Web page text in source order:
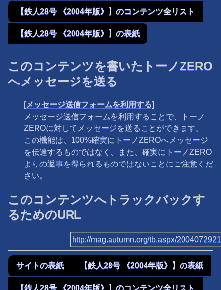
【鉄人28号 《2004年版》】のコンテンツ全リスト
【鉄人28号 《2004年版》】の表紙
このコンテンツを書いたトーノZERO
へメッセージを送る
[メッセージ送信フォームを利用する]
メッセージ送信フォームを利用することで、トーノ
ZEROに対してメッセージを送ることができます。
この機能は、100%確実にトーノZEROへメッセージ
を伝達するものではなく、また、確実にトーノZERO
よりの返事を得られるものではないことにご注意くだ
さい。
このコンテンツへトラックバックす
るためのURL
http://mag.autumn.org/tb.aspx/
サイトの表紙 【鉄人28号 《2004年版》】の表紙
【鉄人28号 《2004年版》】のコンテンツ全リスト